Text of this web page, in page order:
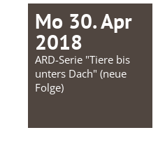
Mo 30. Apr
2018
ARD-Serie "Tiere bis
unters Dach" (neue
Folge)